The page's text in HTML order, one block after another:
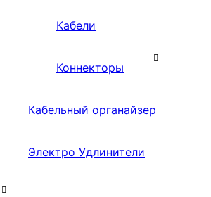
Кабели
Коннекторы
Кабельный органайзер
Электро Удлинители